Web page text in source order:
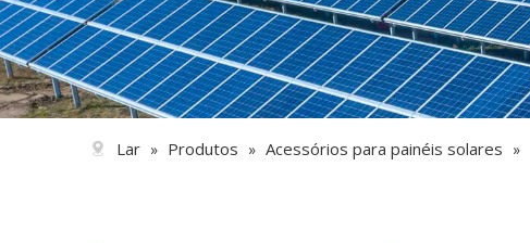
Lar » Produtos » Acessórios para painéis solares »